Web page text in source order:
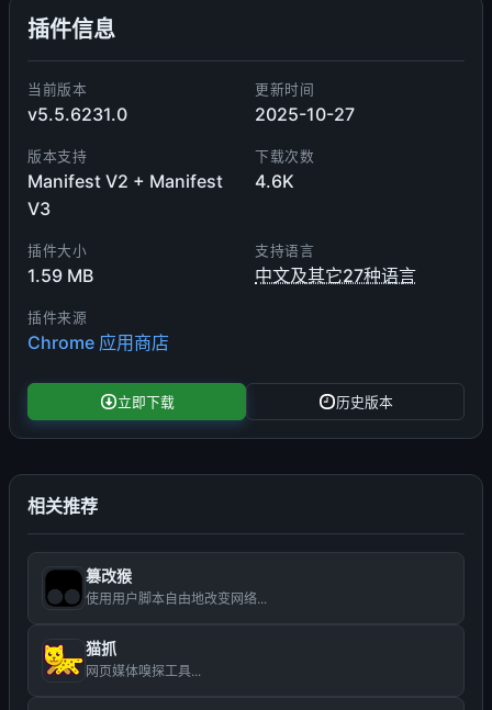
插件信息
当前版本
v5.5.6231.0
更新时间
2025-10-27
版本支持
Manifest V2 + Manifest
V3
下载次数
4.6K
插件大小
1.59 MB
支持语言
中文及其它27种语言
插件来源
Chrome 应用商店
立即下载 历史版本
相关推荐
篡改猴
使用用户脚本自由地改变网络...
猫抓
网页媒体嗅探工具...